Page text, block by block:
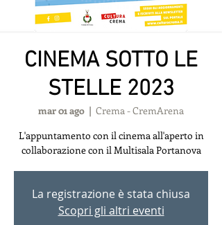
CINEMA SOTTO LE
STELLE 2023
mar 01 ago
  |
Crema - CremArena
L'appuntamento con il cinema all'aperto in
collaborazione con il Multisala Portanova
La registrazione è stata chiusa
Scopri gli altri eventi